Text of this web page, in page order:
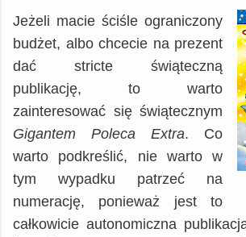
Empik
książka
Jeżeli macie ściśle ograniczony
budżet, albo chcecie na prezent
dać stricte świąteczną
publikację, to warto
zainteresować się świątecznym
Gigantem Poleca Extra. Co
warto podkreślić, nie warto w
tym wypadku patrzeć na
numerację, ponieważ jest to
całkowicie autonomiczna